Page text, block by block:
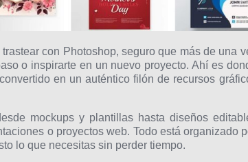
con Photoshop, seguro que más de una
o inspirarte en un nuevo proyecto. Ahí es
en un auténtico filón de recursos
mockups y plantillas hasta diseños
o proyectos web. Todo está organizado
lo que necesitas sin perder tiempo.